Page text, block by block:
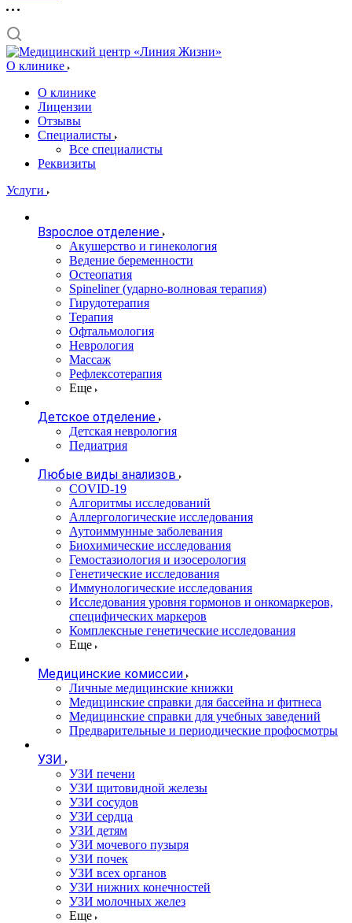
О клинике
О клинике
Лицензии
Отзывы
Специалисты
Все специалисты
Реквизиты
Услуги
Взрослое отделение
Акушерство и гинекология
Ведение беременности
Остеопатия
Spineliner (ударно-волновая терапия)
Гирудотерапия
Терапия
Офтальмология
Неврология
Массаж
Рефлексотерапия
Еще
Детское отделение
Детская неврология
Педиатрия
Любые виды анализов
COVID-19
Алгоритмы исследований
Аллергологические исследования
Аутоиммунные заболевания
Биохимические исследования
Гемостазиология и изосерология
Генетические исследования
Иммунологические исследования
Исследования уровня гормонов и онкомаркеров,
специфических маркеров
Комплексные генетические исследования
Еще
Медицинские комиссии
Личные медицинские книжки
Медицинские справки для бассейна и фитнеса
Медицинские справки для учебных заведений
Предварительные и периодические профосмотры
УЗИ
УЗИ печени
УЗИ щитовидной железы
УЗИ сосудов
УЗИ сердца
УЗИ детям
УЗИ мочевого пузыря
УЗИ почек
УЗИ всех органов
УЗИ нижних конечностей
УЗИ молочных желез
Еще